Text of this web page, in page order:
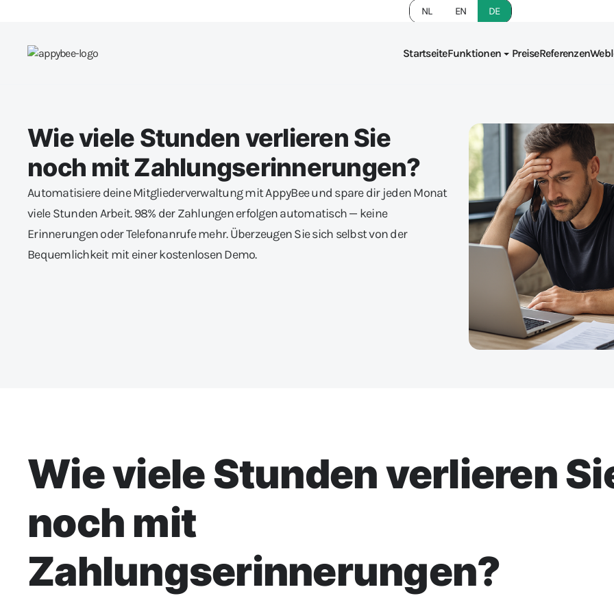
NL EN DE
StartseiteFunktionen PreiseReferenzen
Wie viele Stunden verlieren Sie
noch mit Zahlungserinnerungen?
Automatisiere deine Mitgliederverwaltung mit AppyBee und spare dir jeden Monat
viele Stunden Arbeit. 98% der Zahlungen erfolgen automatisch — keine
Erinnerungen oder Telefonanrufe mehr. Überzeugen Sie sich selbst von der
Bequemlichkeit mit einer kostenlosen Demo.
Wie viele Stunden verlieren
noch mit
Zahlungserinnerungen?